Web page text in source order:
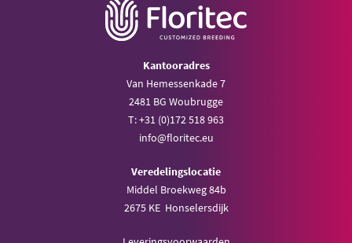
Kantooradres
Van Hemessenkade 7
2481 BG Woubrugge
T: +31 (0)172 518 963
info@floritec.eu
Veredelingslocatie
Middel Broekweg 84b
2675 KE Honselersdijk